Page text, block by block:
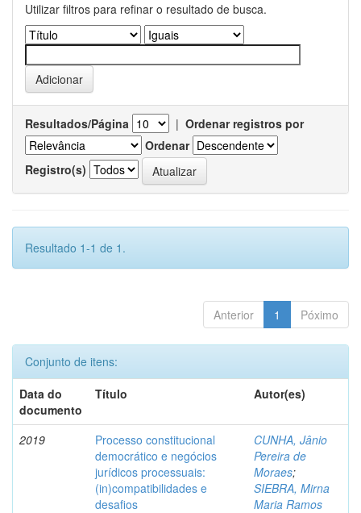
Utilizar filtros para refinar o resultado de busca.
Resultados/Página | Ordenar registros por
Ordenar
Registro(s)
Resultado 1-1 de 1.
Anterior 1 Póximo
Conjunto de itens:
Data do
documento
Título Autor(es)
2019
Processo constitucional
democrático e negócios
jurídicos processuais:
(in)compatibilidades e
desafios
CUNHA, Jânio
Pereira de
Moraes;
SIEBRA, Mirna
Maria Ramos